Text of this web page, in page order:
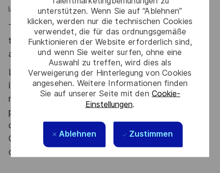
unterstützen. Wenn Sie auf “Ablehnen”
klicken, werden nur die technischen Cookies
verwendet, die für das ordnungsgemäße
Funktionieren der Website erforderlich sind,
und wenn Sie weiter surfen, ohne eine
Auswahl zu treffen, wird dies als
Verweigerung der Hinterlegung von Cookies
angesehen. Weitere Informationen finden
Sie auf unserer Seite mit den Cookie-
Einstellungen.
Ablehnen Zustimmen
la sécurité et la performance sont primordiales.
Thales, entreprise Handi-Engagée, reconnait
tous les talents. La diversité est notre meilleur
atout. Postulez et rejoignez nous !
Le poste pouvant nécessiter d'accéder à des
informations relevant du secret de la défense
nationale, la personne retenue fera l'objet d'une
procédure d’habilitation, conformément aux
dispositions des articles R.2311-1 et suivants du
Code de la défense et de l’IGI 1300 SGDSN/PSE
du 09 août 2021.